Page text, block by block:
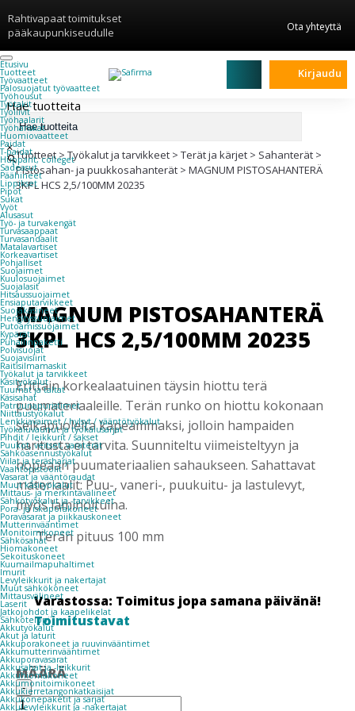
Rahtivapaat toimitukset
pääkaupunkiseudulle
Ota yhteyttä
Etusivu
Tuotteet
Työvaatteet
Palosuojatut työvaatteet
Työhousut
Työtakit
Työliivit
Työhaalarit
Työhanskat
Huomiovaatteet
Paidat
T-paidat
Hupparit, colleget
Sadeasut
Päähineet
Lippikset
Pipot
Sukat
Vyöt
Alusasut
Työ- ja turvakengät
Turvasaappaat
Turvasandaalit
Matalavartiset
Korkeavartiset
Pohjalliset
Suojaimet
Kuulosuojaimet
Suojalasit
Hitsaussuojaimet
Ensiaputarvikkeet
Suojakäsineet
Hengityssuojaimet
Putoamissuojaimet
Kypärät
Puhallinpaketti
Polvisuojat
Suojavisiirit
Raitisilmamaskit
Työkalut ja tarvikkeet
Käsityökalut
Tuurnat ja taltat
Käsisahat
Patruunapuristimet
Niittaustyökalut
Lenkkiavaimet / hylsyt / vääntötyökalut
Työkaluvaunut ja työkalusarjat
Pihdit / leikkurit / sakset
Puukot, veitset, varaterät
Sähköasennustyökalut
Viilat ja teräsharjat
Vaahtopistoolit
Vasarat ja vääntöraudat
Muut käsityökalut
Mittaus- ja merkintävälineet
Sähkötyökalut ja -tarvikkeet
Pora- ja iskuporakoneet
Poravasarat ja piikkauskoneet
Mutterinvääntimet
Monitoimikoneet
Sähkösahat
Hiomakoneet
Sekoituskoneet
Kuumailmapuhaltimet
Imurit
Levyleikkurit ja nakertajat
Muut sähkökoneet
Mittausvälineet
Laserit
Jatkojohdot ja kaapelikelat
Sähköteippi
Akkutyökalut
Akut ja laturit
Akkuporakoneet ja ruuvinvääntimet
Akkumutterinvääntimet
Akkuporavasarat
Akkusahat ja -leikkurit
Akkuhiomakoneet
Akkumonitoimikoneet
Akkukierretangonkatkaisijat
Akkukonepaketit ja sarjat
Akkulevyleikkurit ja -nakertajat
Kirjaudu
Hae tuotteita
×
Tuotteet>Työkalut ja tarvikkeet > Terät ja kärjet > Sahanterät >
Pistosahan- ja puukkosahanterät > MAGNUM PISTOSAHANTERÄ
3KPL HCS 2,5/100MM 20235
MAGNUM PISTOSAHANTERÄ
3KPL HCS 2,5/100MM 20235
Erittäin korkealaatuinen täysin hiottu terä
puumateriaaleille. Terän runko on hiottu kokonaan
selkäpuolelta kapeammaksi, jolloin hampaiden
haritusta ei tarvita. Suunniteltu viimeisteltyyn ja
nopeaan puumateriaalien sahaukseen. Sahattavat
materiaalit: Puu-, vaneri-, puukuitu- ja lastulevyt,
myös laminoituina.
Terän pituus 100 mm
Varastossa: Toimitus jopa samana päivänä!
Toimitustavat
MÄÄRÄ
MAGNUM
PISTOSAHANTERÄ
-